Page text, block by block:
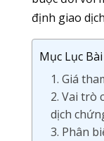
định giao
Mục Lục
1. Giá
2. Vai trò
dịch
3. Phân